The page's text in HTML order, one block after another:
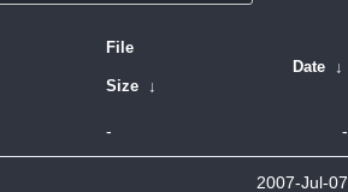
File
Size ↓
Date ↓
- -
2007-Jul-07